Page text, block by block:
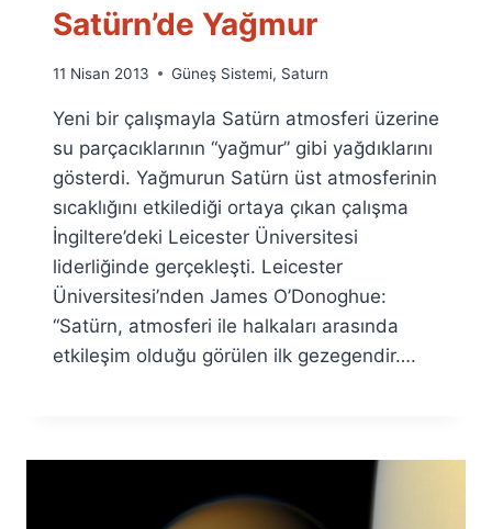
Satürn’de Yağmur
By
Fuat
Özyar
11 Nisan 2013 Güneş Sistemi, Saturn
Yeni bir çalışmayla Satürn atmosferi üzerine
su parçacıklarının “yağmur” gibi yağdıklarını
gösterdi. Yağmurun Satürn üst atmosferinin
sıcaklığını etkilediği ortaya çıkan çalışma
İngiltere’deki Leicester Üniversitesi
liderliğinde gerçekleşti. Leicester
Üniversitesi’nden James O’Donoghue:
“Satürn, atmosferi ile halkaları arasında
etkileşim olduğu görülen ilk gezegendir….